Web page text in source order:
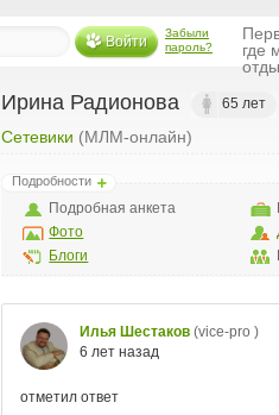
Войти
Забыли
пароль?
где
Ирина Радионова 65 лет
Сетевики (МЛМ-онлайн)
Подробности
Подробная анкета
Фото
Блоги